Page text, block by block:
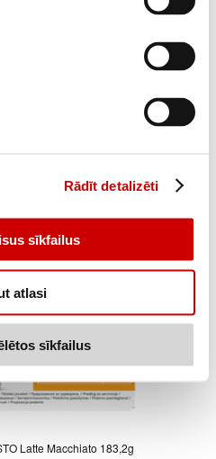
Rādīt detalizēti
sīkfailus
atlasi
sīkfailus
Latte Macchiato 183,2g